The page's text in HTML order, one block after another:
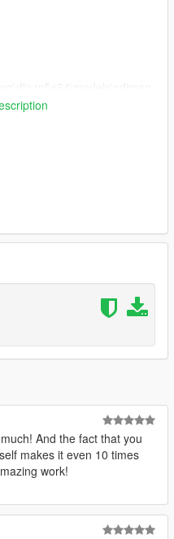
t/how-to-stream-
And the fact that you
makes it even 10 times
work!